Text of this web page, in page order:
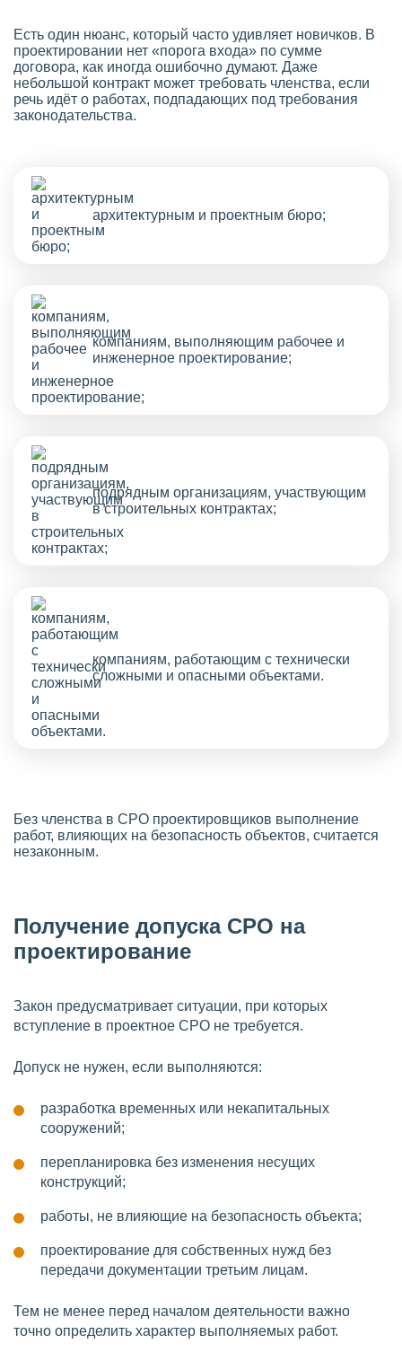
Есть один нюанс, который часто удивляет новичков. В
проектировании нет «порога входа» по сумме
договора, как иногда ошибочно думают. Даже
небольшой контракт может требовать членства, если
речь идёт о работах, подпадающих под требования
законодательства.
архитектурным и проектным бюро;
компаниям, выполняющим рабочее и
инженерное проектирование;
подрядным организациям, участвующим
в строительных контрактах;
компаниям, работающим с технически
сложными и опасными объектами.
Без членства в СРО проектировщиков выполнение
работ, влияющих на безопасность объектов, считается
незаконным.
Получение допуска СРО на
проектирование
Закон предусматривает ситуации, при которых
вступление в проектное СРО не требуется.
Допуск не нужен, если выполняются:
разработка временных или некапитальных
сооружений;
перепланировка без изменения несущих
конструкций;
работы, не влияющие на безопасность объекта;
проектирование для собственных нужд без
передачи документации третьим лицам.
Тем не менее перед началом деятельности важно
точно определить характер выполняемых работ.